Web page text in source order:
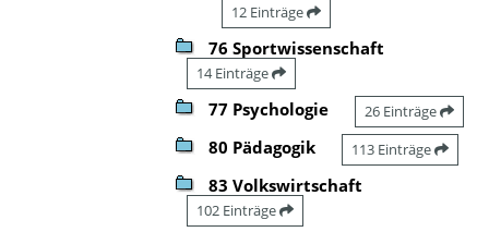
12 Einträge
76 Sportwissenschaft
14 Einträge
77 Psychologie 26 Einträge
80 Pädagogik 113 Einträge
83 Volkswirtschaft
102 Einträge